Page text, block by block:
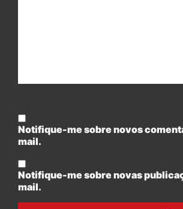
Notifique-me sobre novos
mail.
Notifique-me sobre novas
mail.